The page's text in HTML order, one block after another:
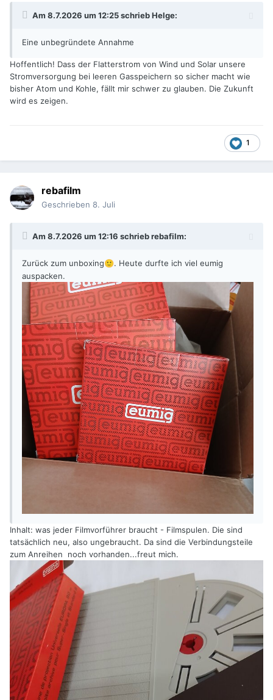
Am 8.7.2026 um 12:25 schriebHelge:
Eine unbegründete Annahme
Hoffentlich! Dass der Flatterstrom von Wind und Solar unsere
Stromversorgung bei leeren Gasspeichern so sicher macht wie
bisher Atom und Kohle, fällt mir schwer zu glauben. Die Zukunft
wird es zeigen.
1
rebafilm
Geschrieben 8. Juli
Am 8.7.2026 um 12:16 schriebrebafilm:
Zurück zum unboxing🙂. Heute durfte ich viel eumig
auspacken.
Inhalt: was jeder Filmvorführer braucht - Filmspulen. Die sind
tatsächlich neu, also ungebraucht. Da sind die Verbindungsteile
zum Anreihen noch vorhanden...freut mich.